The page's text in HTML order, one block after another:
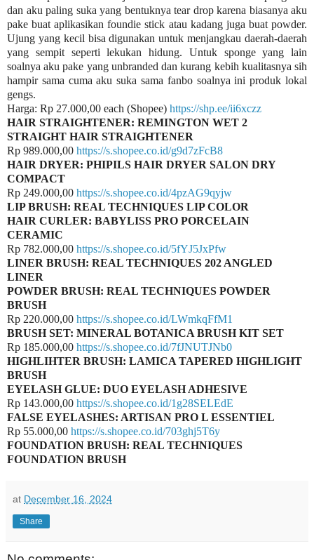
dan aku paling suka yang bentuknya tear drop karena biasanya aku
pake buat aplikasikan foundie stick atau kadang juga buat powder.
Ujung yang kecil bisa digunakan untuk menjangkau daerah-daerah
yang sempit seperti lekukan hidung. Untuk sponge yang lain
soalnya aku pake yang unbranded dan kurang kebih kualitasnya sih
hampir sama cuma aku suka sama fanbo soalnya ini produk lokal
gengs.
Harga: Rp 27.000,00 each (Shopee) https://shp.ee/ii6xczz
HAIR STRAIGHTENER: REMINGTON WET 2
STRAIGHT HAIR STRAIGHTENER
Rp 989.000,00 https://s.shopee.co.id/g9d7zFcB8
HAIR DRYER: PHIPILS HAIR DRYER SALON DRY
COMPACT
Rp 249.000,00 https://s.shopee.co.id/4pzAG9qyjw
LIP BRUSH: REAL TECHNIQUES LIP COLOR
HAIR CURLER: BABYLISS PRO PORCELAIN
CERAMIC
Rp 782.000,00 https://s.shopee.co.id/5fYJ5JxPfw
LINER BRUSH: REAL TECHNIQUES 202 ANGLED
LINER
POWDER BRUSH: REAL TECHNIQUES POWDER
BRUSH
Rp 220.000,00 https://s.shopee.co.id/LWmkqFfM1
BRUSH SET: MINERAL BOTANICA BRUSH KIT SET
Rp 185.000,00 https://s.shopee.co.id/7fJNUTJNb0
HIGHLIHTER BRUSH: LAMICA TAPERED HIGHLIGHT
BRUSH
EYELASH GLUE: DUO EYELASH ADHESIVE
Rp 143.000,00 https://s.shopee.co.id/1g28SELEdE
FALSE EYELASHES: ARTISAN PRO L ESSENTIEL
Rp 55.000,00 https://s.shopee.co.id/703ghj5T6y
FOUNDATION BRUSH: REAL TECHNIQUES
FOUNDATION BRUSH
at December 16, 2024
Share